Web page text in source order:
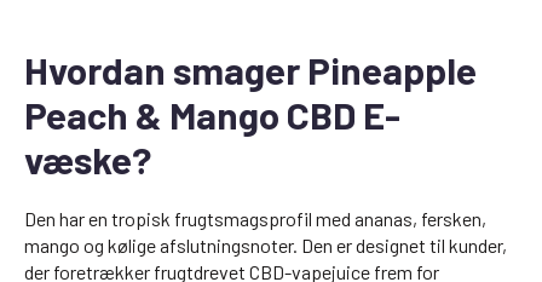
Hvordan smager Pineapple
Peach & Mango CBD E-
væske?
Den har en tropisk frugtsmagsprofil med ananas, fersken,
mango og kølige afslutningsnoter. Den er designet til kunder,
der foretrækker frugtdrevet CBD-vapejuice frem for